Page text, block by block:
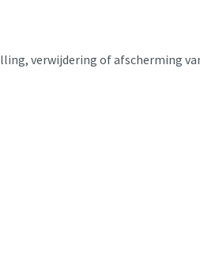
verwijdering of afscherming